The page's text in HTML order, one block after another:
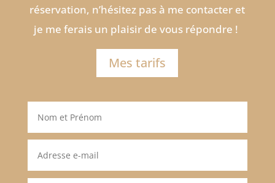
réservation, n’hésitez pas à me contacter et
je me ferais un plaisir de vous répondre !
Mes tarifs